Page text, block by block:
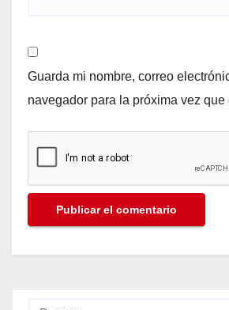
Guarda mi nombre, correo
navegador para la próxima vez que